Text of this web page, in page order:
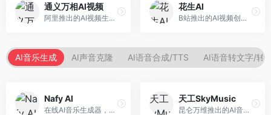
通义万相AI视频
阿里推出的AI视频生成服务，整合图像与视频创作能力。面向电商和营销从业者，支持商品视频生成、营销视频制作等服务，商业应用场景丰富。
花生AI
B站推出的AI视频创作工具，专注于短视频内容生成。面向B站创作者，支持视频生成、视频编辑等功能，与B站平台深度整合，创作效率高。
AI音乐生成 AI声音克隆 AI语音合成/TTS AI语音转文字/转
Nafy AI
在线AI音乐生成器，专注于快速音乐创作。面向内容创作者，支持多种风格音乐生成，操作简便，生成速度快，适合快速配乐需求。
天工SkyMusic
昆仑万维推出的AI音乐创作平台，基于天工大模型。面向音乐创作者，支持歌词生成、旋律创作、音乐编曲等服务，中文音乐创作能力强。